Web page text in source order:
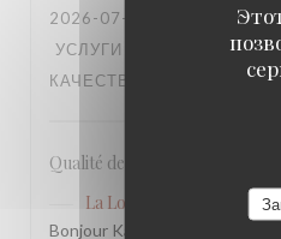
2026-07-17
- 20:30 -
УСЛУГИ
АТМОСФЕРА
КАЧЕСТВО
Qualité des plats, cadre et
La Lorraine
ответил(а)
Bonjour Karim, Merci pour ce